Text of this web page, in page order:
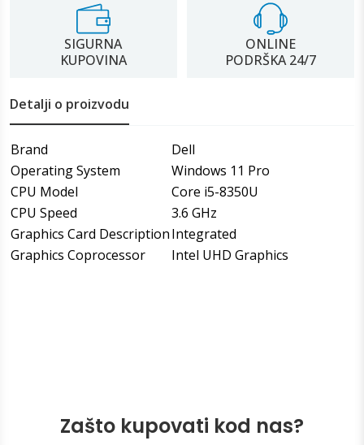
SIGURNA
KUPOVINA
ONLINE
PODRŠKA 24/7
Detalji o proizvodu
Brand
Dell
Operating System
Windows 11 Pro
CPU Model
Core i5-8350U
CPU Speed
3.6 GHz
Graphics Card DescriptionIntegrated
Graphics Coprocessor
Intel UHD Graphics
Zašto kupovati kod nas?